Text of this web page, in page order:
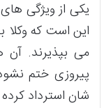
یکی از ویژگی
این است که وکلا
می بپذیرند. آن
پیروزی ختم
شان استرداد